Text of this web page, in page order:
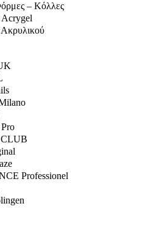
– Κόλλες
Professionel